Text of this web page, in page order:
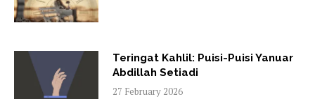
Teringat Kahlil: Puisi-Puisi Yanuar
Abdillah Setiadi
27 February 2026